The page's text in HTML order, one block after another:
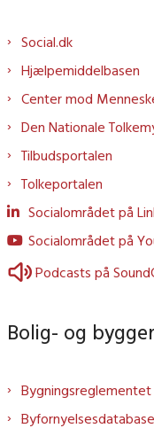
Social.dk
Hjælpemiddelbasen
Center mod
Den Nationale
Tilbudsportalen
Tolkeportalen
Socialområdet på
Socialområdet på
Podcasts på
Bolig- og
Bygningsreglementet